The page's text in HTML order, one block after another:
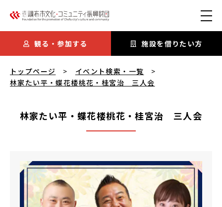
観る・参加する 施設を借りたい方
トップページ
イベント検索・一覧
林家たい平・蝶花楼桃花・桂宮治 三人会
林家たい平・蝶花楼桃花・桂宮治 三人会
林家たい平・蝶花楼桃花・桂宮治 三人会概要
林家たい平・蝶花楼桃花・桂宮治 三人会 を閲覧中